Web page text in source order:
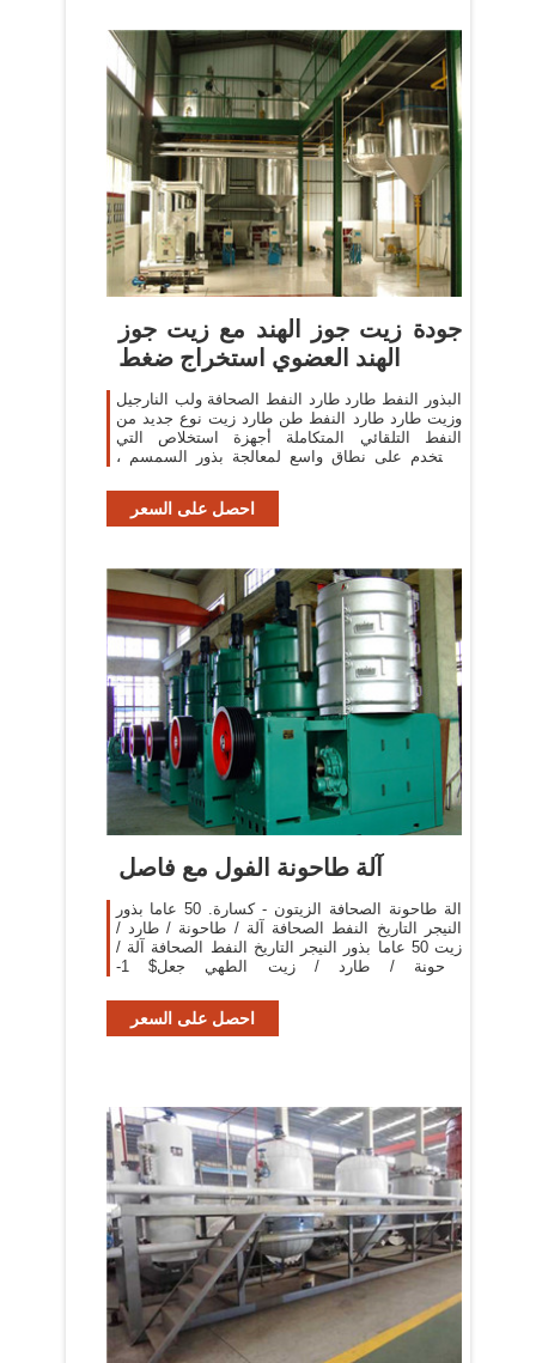
جودة زيت جوز الهند مع زيت جوز
الهند العضوي استخراج ضغط
البذور النفط طارد طارد النفط الصحافة ولب النارجيل
وزيت طارد طارد النفط طن طارد زيت نوع جديد من
النفط التلقائي المتكاملة أجهزة استخلاص التي
تستخدم على نطاق واسع لمعالجة بذور السمسم ،
احصل على السعر
آلة طاحونة الفول مع فاصل
الة طاحونة الصحافة الزيتون - كسارة. 50 عاما بذور
النيجر التاريخ النفط الصحافة آلة / طاحونة / طارد /
زيت 50 عاما بذور النيجر التاريخ النفط الصحافة آلة /
طاحونة / طارد / زيت الطهي جعل$ 1-
احصل على السعر